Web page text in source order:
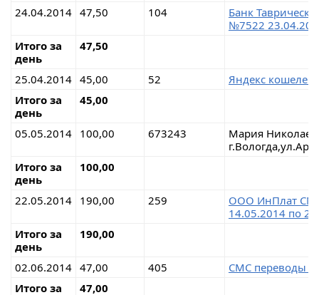
24.04.2014 47,50 104
Банк
№7522
Итого за
день
47,50
25.04.2014 45,00 52
Яндекс кошелек
Итого за
день
45,00
05.05.2014 100,00 673243
Мария
Итого за
день
100,00
22.05.2014 190,00 259
ООО ИнПлат
14.05.2014 по
Итого за
день
190,00
02.06.2014 47,00 405
СМС переводы
Итого за
47,00